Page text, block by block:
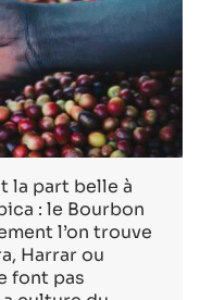
la part belle à
: le Bourbon
l’on trouve
Harrar ou
font pas